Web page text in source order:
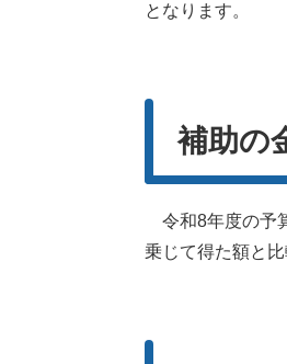
となります。
補助の
令和8年度の予
乗じて得た額と